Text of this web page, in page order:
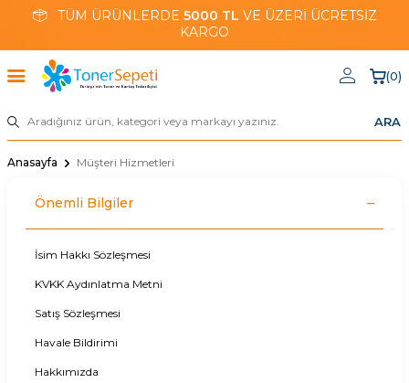
TÜM ÜRÜNLERDE 5000 TL VE ÜZERİ ÜCRETSİZ
KARGO
ARA
(0)
Anasayfa Müşteri Hizmetleri
Önemli Bilgiler
İsim Hakkı Sözleşmesi
KVKK Aydınlatma Metni
Satış Sözleşmesi
Havale Bildirimi
Hakkımızda